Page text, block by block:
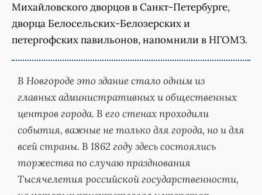
Михайловского дворцов в Санкт-Петербурге,
дворца Белосельских-Белозерских и
петергофских павильонов, напомнили в НГОМЗ.
В Новгороде это здание стало одним из
главных административных и общественных
центров города. В его стенах проходили
события, важные не только для города, но и для
всей страны. В 1862 году здесь состоялись
торжества по случаю празднования
Тысячелетия российской государственности,